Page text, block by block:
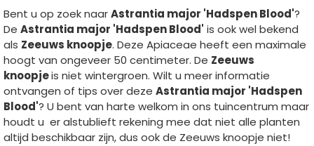
Bent u op zoek naarAstrantia major 'Hadspen Blood'?
De Astrantia major 'Hadspen Blood' is ook wel bekend
als Zeeuws knoopje. Deze Apiaceae heeft een maximale
hoogt van ongeveer 50 centimeter. De Zeeuws
knoopjeis niet wintergroen. Wilt u meer informatie
ontvangen of tips over deze Astrantia major 'Hadspen
Blood'? U bent van harte welkom in ons tuincentrum maar
houdt u er alstublieft rekening mee dat niet alle planten
altijd beschikbaar zijn, dus ook de Zeeuws knoopje niet!